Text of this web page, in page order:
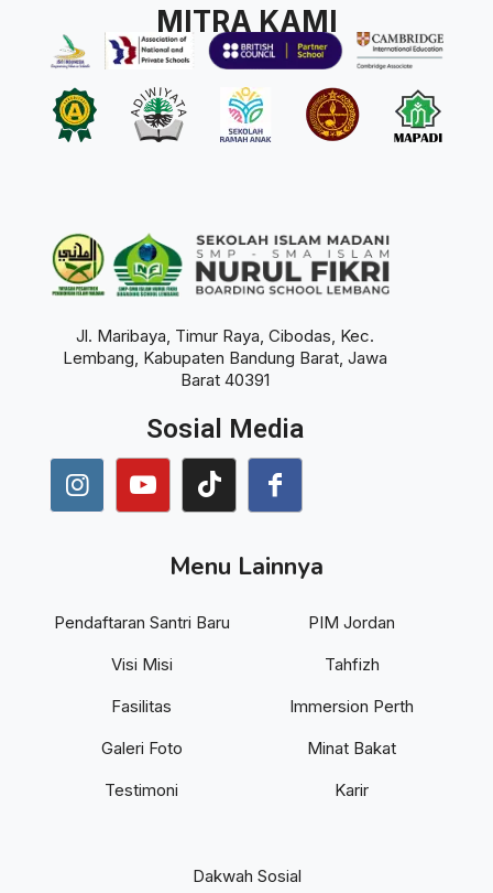
MITRA KAMI
Jl. Maribaya, Timur Raya, Cibodas, Kec.
Lembang, Kabupaten Bandung Barat, Jawa
Barat 40391
Sosial Media
Menu Lainnya
Pendaftaran Santri Baru
Visi Misi
Fasilitas
Galeri Foto
Testimoni
PIM Jordan
Tahfizh
Immersion Perth
Minat Bakat
Karir
Dakwah Sosial